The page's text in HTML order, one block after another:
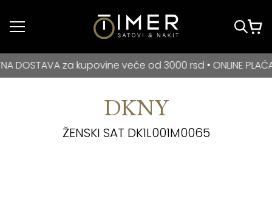
Idi do glavnog
BESPLATNA DOSTAVA za kupovine veće od 3000 rsd •
za kupovine veće od 3000 rsd • ONLINE PLAĆANJE
DKNY
ŽENSKI SAT DK1L001M0065